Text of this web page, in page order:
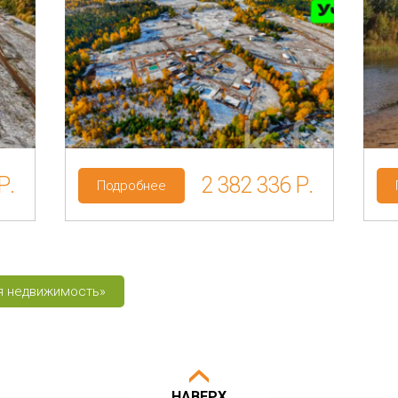
Район: Приозерский р-н
Сосново
Категория земель: ИЖС
Подробнее 2 382 336 Р.
недвижимость»